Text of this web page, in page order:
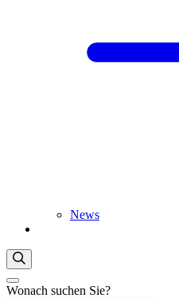
News
Wonach suchen Sie?